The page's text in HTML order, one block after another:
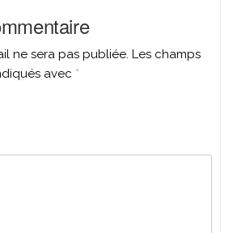
ne sera pas publiée. Les champs
avec *